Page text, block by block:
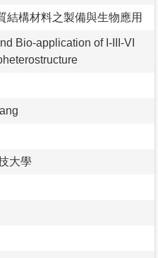
結構材料之製備與生物應用
Bio-application of I-III-VI
大學